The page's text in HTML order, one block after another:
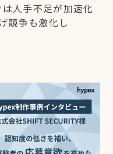
人手不足が加速化
競争も激化し